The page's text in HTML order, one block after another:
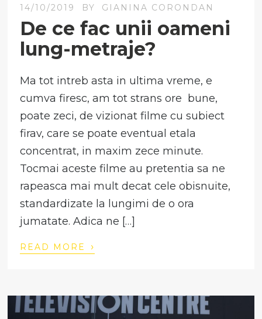
14/10/2019 BY GIANINA CORONDAN
De ce fac unii oameni
lung-metraje?
Ma tot intreb asta in ultima vreme, e
cumva firesc, am tot strans ore bune,
poate zeci, de vizionat filme cu subiect
firav, care se poate eventual etala
concentrat, in maxim zece minute.
Tocmai aceste filme au pretentia sa ne
rapeasca mai mult decat cele obisnuite,
standardizate la lungimi de o ora
jumatate. Adica ne […]
READ MORE ›